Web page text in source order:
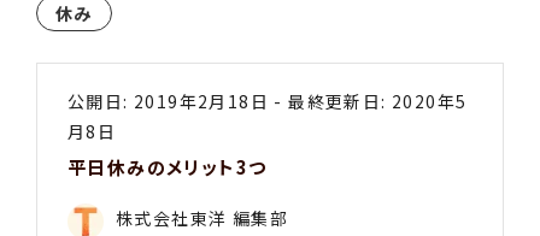
休み
公開日: 2019年2月18日 -最終更新日: 2020年5
月8日
平日休みのメリット3つ
株式会社東洋 編集部